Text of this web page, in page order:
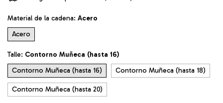
Material de la cadena: Acero
Acero
Talle: Contorno Muñeca (hasta 16)
Contorno Muñeca (hasta 16)
Contorno Muñeca (hasta 18)
Contorno Muñeca (hasta 20)